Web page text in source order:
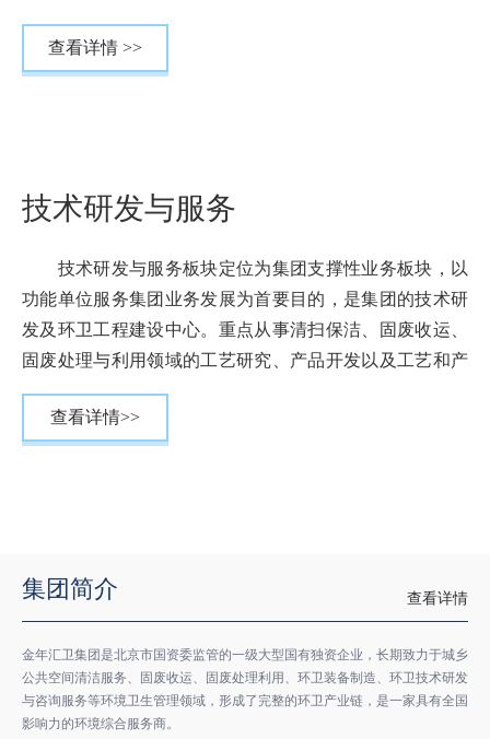
查看详情 >>
查看详情>>
技术研发与服务
技术研发与服务板块定位为集团支撑性业务板块，以
功能单位服务集团业务发展为首要目的，是集团的技术研
发及环卫工程建设中心。重点从事清扫保洁、固废收运、
固废处理与利用领域的工艺研究、产品开发以及工艺和产
品的工程化研究，及环卫工程建设、生活垃圾填埋场全密
闭填埋工艺、垃圾填埋场封场、沼气和渗沥液处理、除臭
灭蝇等业务。 主体企业金年汇科技公司先后承担了科
圾清洁焚烧关键技术和装备、生物质废物资源化关键技术
和装备等固废领域的下一代技术和系统集成能力；获得专
名北京市科技领军人才和科技新星。 环服公司先后承
接了盘锦市生活垃圾填埋场一期（四区）建设工程建设、
唐山市垃圾填埋场防飞散网工程建设、乌鲁木齐市大浦沟
集团简介 查看详情
金年汇卫集团是北京市国资委监管的一级大型国有独资企业，长期致力于城乡
公共空间清洁服务、固废收运、固废处理利用、环卫装备制造、环卫技术研发
与咨询服务等环境卫生管理领域，形成了完整的环卫产业链，是一家具有全国
影响力的环境综合服务商。